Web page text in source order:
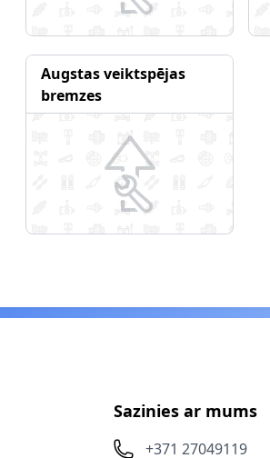
Augstas veiktspējas
bremzes
Sazinies ar mums
+371 27049119